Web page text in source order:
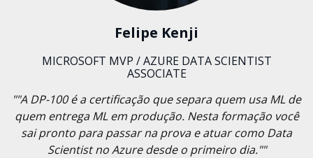
Felipe Kenji
MICROSOFT MVP / AZURE DATA SCIENTIST
ASSOCIATE
""A DP-100 é a certificação que separa quem usa ML de
quem entrega ML em produção. Nesta formação você
sai pronto para passar na prova e atuar como Data
Scientist no Azure desde o primeiro dia.""